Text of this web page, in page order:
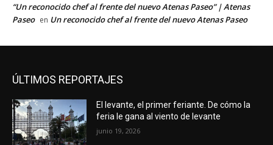
“Un reconocido chef al frente del nuevo Atenas Paseo” | Atenas
Paseo en Un reconocido chef al frente del nuevo Atenas Paseo
ÚLTIMOS REPORTAJES
El levante, el primer feriante. De cómo la
feria le gana al viento de levante
junio 19, 2026